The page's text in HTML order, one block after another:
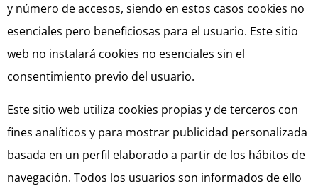
y número de accesos, siendo en estos casos cookies no
esenciales pero beneficiosas para el usuario. Este sitio
web no instalará cookies no esenciales sin el
consentimiento previo del usuario.
Este sitio web utiliza cookies propias y de terceros con
fines analíticos y para mostrar publicidad personalizada
basada en un perfil elaborado a partir de los hábitos de
navegación. Todos los usuarios son informados de ello